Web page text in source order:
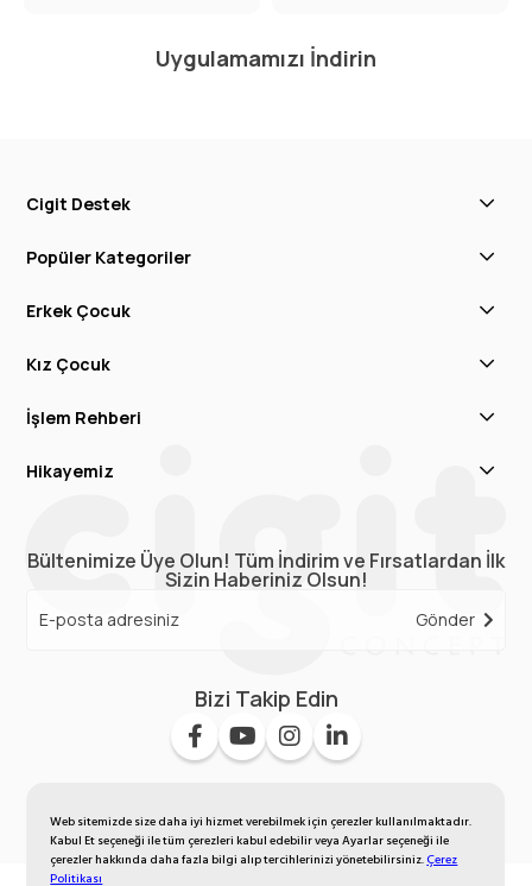
Web sitemizde size daha iyi hizmet verebilmek için çerezler kullanılmaktadır.
Kabul Et seçeneği ile tüm çerezleri kabul edebilir veya Ayarlar seçeneği ile
çerezler hakkında daha fazla bilgi alıp tercihlerinizi yönetebilirsiniz.Çerez
Politikası
Uygulamamızı İndirin
Cigit Destek
Popüler Kategoriler
Erkek Çocuk
Kız Çocuk
İşlem Rehberi
Hikayemiz
Bültenimize Üye Olun! Tüm İndirim ve Fırsatlardan İlk
Sizin Haberiniz Olsun!
Gönder
Bizi Takip Edin